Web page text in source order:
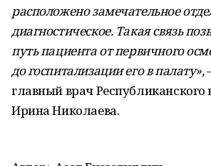
расположено замечательное
диагностическое. Такая связь
путь пациента от первичного
до госпитализации его в палату»,
главный врач
Ирина Николаева.